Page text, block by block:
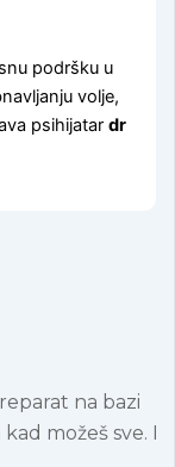
podršku u
volje,
psihijatardr
na bazi
možeš sve. I